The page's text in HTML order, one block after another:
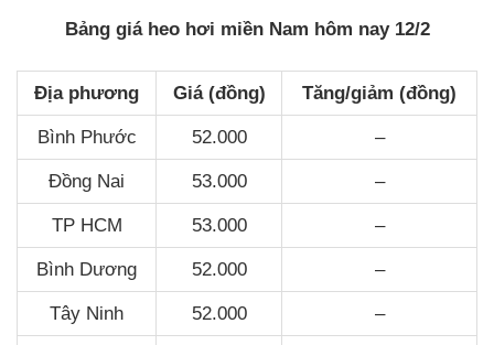
Bảng giá heo hơi miền Nam hôm nay 12/2
Địa phương Giá (đồng) Tăng/giảm (đồng)
Bình Phước 52.000 –
Đồng Nai 53.000 –
TP HCM 53.000 –
Bình Dương 52.000 –
Tây Ninh 52.000 –